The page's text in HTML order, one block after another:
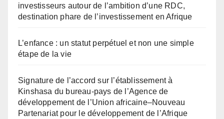
investisseurs autour de l’ambition d’une RDC,
destination phare de l’investissement en Afrique
L’enfance : un statut perpétuel et non une simple
étape de la vie
Signature de l’accord sur l’établissement à
Kinshasa du bureau-pays de l’Agence de
développement de l’Union africaine–Nouveau
Partenariat pour le développement de l’Afrique